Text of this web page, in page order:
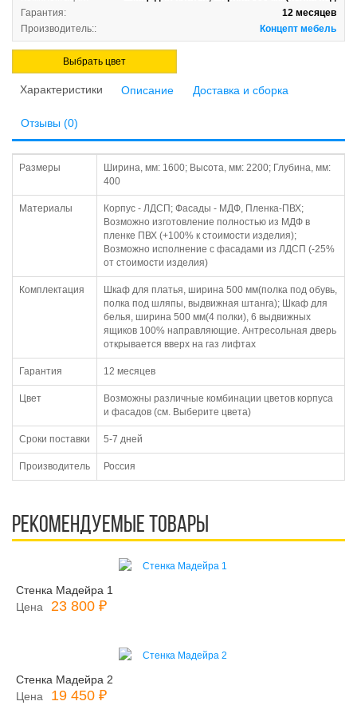
Гарантия:
12 месяцев
Производитель::
Концепт мебель
Выбрать цвет
Характеристики Описание Доставка и сборка
Отзывы (0)
Размеры
Ширина, мм: 1600; Высота, мм: 2200; Глубина, мм:
400
Материалы
Корпус - ЛДСП; Фасады - МДФ, Пленка-ПВХ;
Возможно изготовление полностью из МДФ в
пленке ПВХ (+100% к стоимости изделия);
Возможно исполнение с фасадами из ЛДСП (-25%
от стоимости изделия)
Комплектация
Шкаф для платья, ширина 500 мм(полка под обувь,
полка под шляпы, выдвижная штанга); Шкаф для
белья, ширина 500 мм(4 полки), 6 выдвижных
ящиков 100% направляющие. Антресольная дверь
открывается вверх на газ лифтах
Гарантия 12 месяцев
Цвет
Возможны различные комбинации цветов корпуса
и фасадов (см. Выберите цвета)
Сроки поставки 5-7 дней
Производитель Россия
Рекомендуемые товары
Стенка Мадейра 1
Цена
23 800 ₽
Стенка Мадейра 2
Цена
19 450 ₽